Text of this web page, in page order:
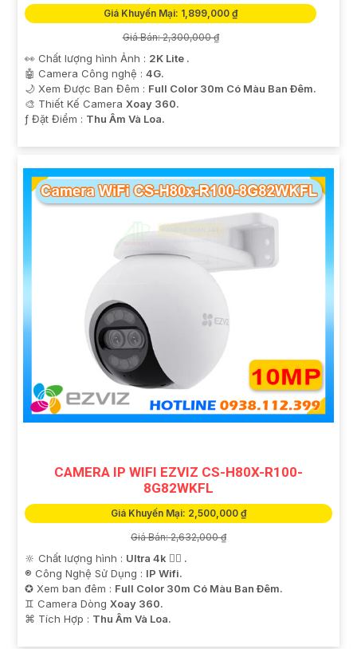
Giá Khuyến Mại: 1,899,000 ₫
Giá Bán: 2,300,000 ₫
👀 Chất lượng hình Ảnh : 2K Lite .
🤖️ Camera Công nghệ : 4G.
🌙 Xem Được Ban Đêm : Full Color 30m Có Màu Ban Ðêm.
🎨 Thiết Kế Camera Xoay 360.
️ƒ Đặt Điểm : Thu Âm Và Loa.
CAMERA IP WIFI EZVIZ CS-H80X-R100-
8G82WKFL
Giá Khuyến Mại: 2,500,000 ₫
Giá Bán: 2,632,000 ₫
🔆 Chất lượng hình : Ultra 4k 👍🏾 .
®️ Công Nghệ Sử Dụng : IP Wifi.
✪ Xem ban đêm : Full Color 30m Có Màu Ban Ðêm.
♊ Camera Dòng Xoay 360.
️⌘ Tích Hợp : Thu Âm Và Loa.